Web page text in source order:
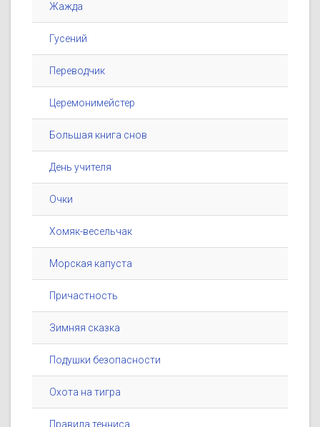
Жажда
Гусений
Переводчик
Церемонимейстер
Большая книга снов
День учителя
Очки
Хомяк-весельчак
Морская капуста
Причастность
Зимняя сказка
Подушки безопасности
Охота на тигра
Правила тенниса